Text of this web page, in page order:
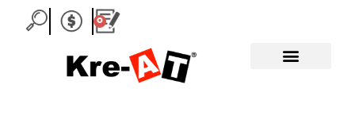
0
Carrito